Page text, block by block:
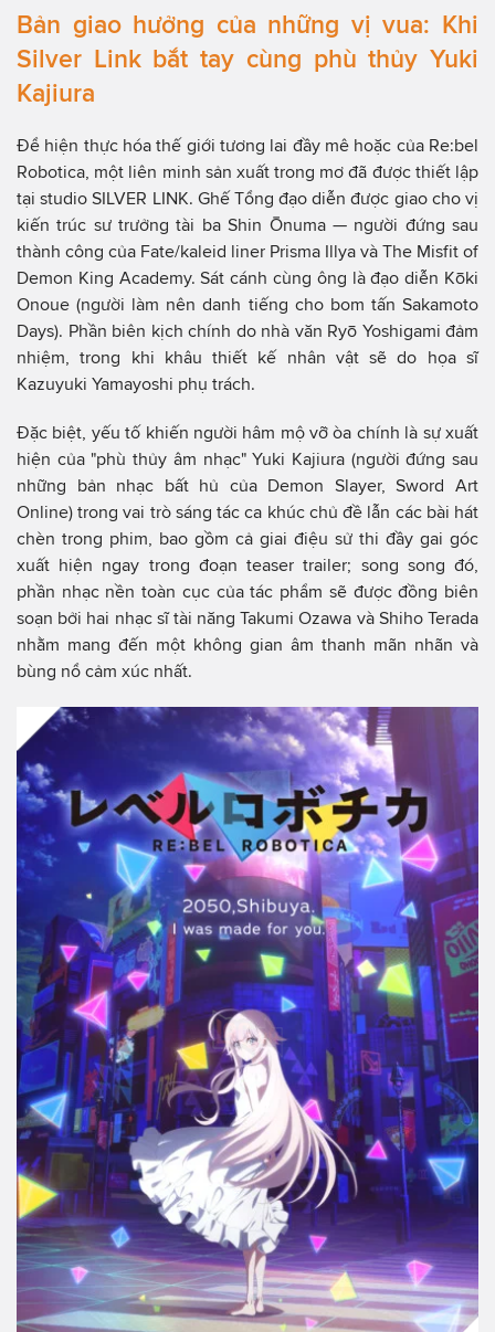
Bản giao hưởng của những vị vua: Khi
Silver Link bắt tay cùng phù thủy Yuki
Kajiura
Để hiện thực hóa thế giới tương lai đầy mê hoặc của Re:bel
Robotica, một liên minh sản xuất trong mơ đã được thiết lập
tại studio SILVER LINK. Ghế Tổng đạo diễn được giao cho vị
kiến trúc sư trưởng tài ba Shin Ōnuma — người đứng sau
thành công của Fate/kaleid liner Prisma Illya và The Misfit of
Demon King Academy. Sát cánh cùng ông là đạo diễn Kōki
Onoue (người làm nên danh tiếng cho bom tấn Sakamoto
Days). Phần biên kịch chính do nhà văn Ryō Yoshigami đảm
nhiệm, trong khi khâu thiết kế nhân vật sẽ do họa sĩ
Kazuyuki Yamayoshi phụ trách.
Đặc biệt, yếu tố khiến người hâm mộ vỡ òa chính là sự xuất
hiện của "phù thủy âm nhạc" Yuki Kajiura (người đứng sau
những bản nhạc bất hủ của Demon Slayer, Sword Art
Online) trong vai trò sáng tác ca khúc chủ đề lẫn các bài hát
chèn trong phim, bao gồm cả giai điệu sử thi đầy gai góc
xuất hiện ngay trong đoạn teaser trailer; song song đó,
phần nhạc nền toàn cục của tác phẩm sẽ được đồng biên
soạn bởi hai nhạc sĩ tài năng Takumi Ozawa và Shiho Terada
nhằm mang đến một không gian âm thanh mãn nhãn và
bùng nổ cảm xúc nhất.